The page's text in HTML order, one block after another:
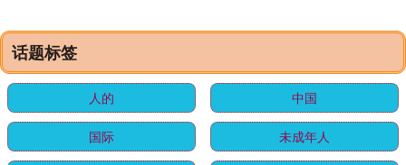
话题标签
人的 中国
国际 未成年人